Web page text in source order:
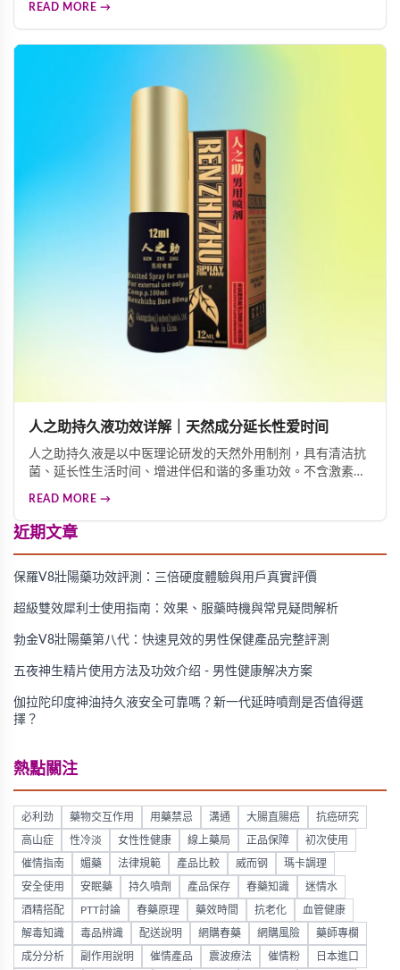
READ MORE →
人之助持久液功效详解｜天然成分延长性爱时间
人之助持久液是以中医理论研发的天然外用制剂，具有清洁抗
菌、延长性生活时间、增进伴侣和谐的多重功效。不含激素成
READ MORE →
近期文章
保羅V8壯陽藥功效評測：三倍硬度體驗與用戶真實評價
超級雙效犀利士使用指南：效果、服藥時機與常見疑問解析
勃金V8壯陽藥第八代：快速見效的男性保健產品完整評測
五夜神生精片使用方法及功效介绍 - 男性健康解决方案
伽拉陀印度神油持久液安全可靠嗎？新一代延時噴劑是否值得選
擇？
熱點關注
必利劲 藥物交互作用 用藥禁忌 溝通 大腸直腸癌 抗癌研究
高山症 性冷淡 女性性健康 線上藥局 正品保障 初次使用
催情指南 媚藥 法律規範 產品比較 威而钢 瑪卡調理
安全使用 安眠藥 持久噴劑 產品保存 春藥知識 迷情水
酒精搭配 PTT討論 春藥原理 藥效時間 抗老化 血管健康
解毒知識 毒品辨識 配送說明 網購春藥 網購風險 藥師專欄
成分分析 副作用說明 催情產品 震波療法 催情粉 日本進口